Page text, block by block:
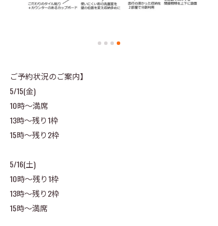
ご予約状況のご案内】
5/15(金)
10時～満席
13時～残り1枠
15時～残り2枠
5/16(土)
10時～残り1枠
13時～残り2枠
15時～満席